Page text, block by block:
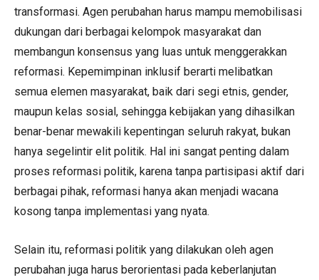
transformasi. Agen perubahan harus mampu memobilisasi
dukungan dari berbagai kelompok masyarakat dan
membangun konsensus yang luas untuk menggerakkan
reformasi. Kepemimpinan inklusif berarti melibatkan
semua elemen masyarakat, baik dari segi etnis, gender,
maupun kelas sosial, sehingga kebijakan yang dihasilkan
benar-benar mewakili kepentingan seluruh rakyat, bukan
hanya segelintir elit politik. Hal ini sangat penting dalam
proses reformasi politik, karena tanpa partisipasi aktif dari
berbagai pihak, reformasi hanya akan menjadi wacana
kosong tanpa implementasi yang nyata.
Selain itu, reformasi politik yang dilakukan oleh agen
perubahan juga harus berorientasi pada keberlanjutan